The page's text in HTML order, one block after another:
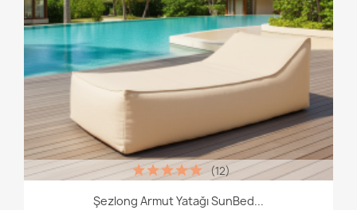
Şezlong Armut Yatağı SunBed...
(12)